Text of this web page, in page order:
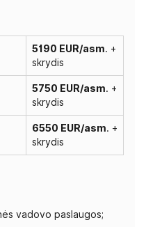
5190 EUR/asm. +
skrydis
5750 EUR/asm. +
skrydis
6550 EUR/asm. +
skrydis
vadovo paslaugos;